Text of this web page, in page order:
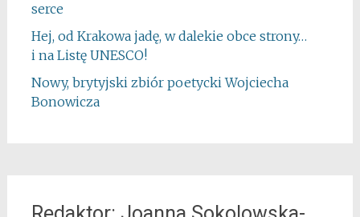
serce
Hej, od Krakowa jadę, w dalekie obce strony…
i na Listę UNESCO!
Nowy, brytyjski zbiór poetycki Wojciecha
Bonowicza